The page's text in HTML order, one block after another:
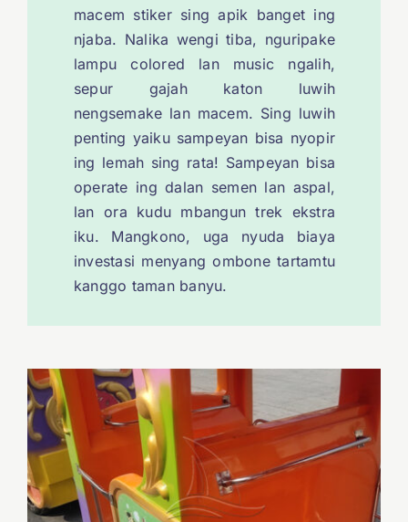
macem stiker sing apik banget ing
njaba. Nalika wengi tiba, nguripake
lampu colored lan music ngalih,
sepur gajah katon luwih
nengsemake lan macem. Sing luwih
penting yaiku sampeyan bisa nyopir
ing lemah sing rata! Sampeyan bisa
operate ing dalan semen lan aspal,
lan ora kudu mbangun trek ekstra
iku. Mangkono, uga nyuda biaya
investasi menyang ombone tartamtu
kanggo taman banyu.